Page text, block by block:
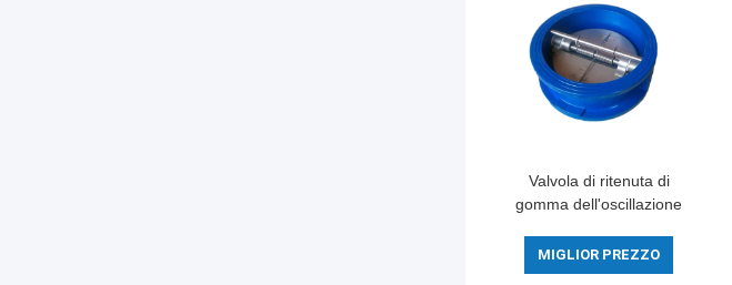
Valvola di ritenuta di
gomma dell'oscillazione
valvola di ritenuta di
acciaio inossidabile del
MIGLIOR PREZZO